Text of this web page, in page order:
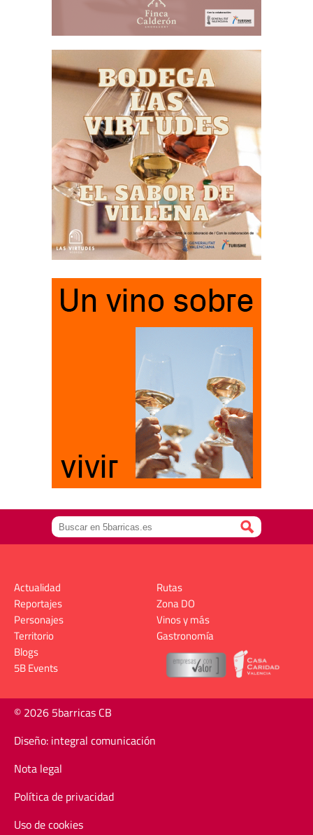
Actualidad
Reportajes
Personajes
Territorio
Rutas
Zona DO
Vinos y más
Gastronomía
Blogs
5B Events
© 2026 5barricas CB
Diseño: integral comunicación
Nota legal
Política de privacidad
Uso de cookies